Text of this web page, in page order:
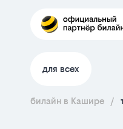
для всех
билайн в Кашире /